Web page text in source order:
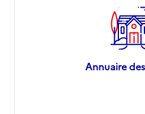
Annuaire